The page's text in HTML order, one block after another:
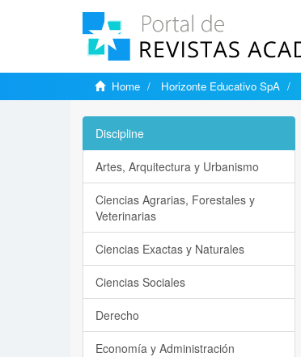
Home Horizonte Educativo SpA
Discipline
Artes, Arquitectura y Urbanismo
Ciencias Agrarias, Forestales y
Veterinarias
Ciencias Exactas y Naturales
Ciencias Sociales
Derecho
Economía y Administración